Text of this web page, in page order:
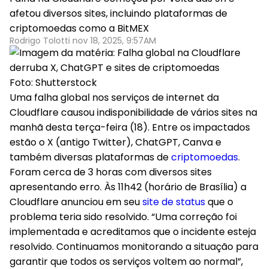
afetou diversos sites, incluindo plataformas de
criptomoedas como a BitMEX
Rodrigo Tolotti nov 18, 2025, 9:57AM
Foto: Shutterstock
Uma falha global nos serviços de internet da
Cloudflare causou indisponibilidade de vários sites na
manhã desta terça-feira (18). Entre os impactados
estão o X (antigo Twitter), ChatGPT, Canva e
também diversas plataformas decriptomoedas.
Foram cerca de 3 horas com diversos sites
apresentando erro. Às 11h42 (horário de Brasília) a
Cloudflare anunciou em seusite de statusque o
problema teria sido resolvido. “Uma correção foi
implementada e acreditamos que o incidente esteja
resolvido. Continuamos monitorando a situação para
garantir que todos os serviços voltem ao normal”,